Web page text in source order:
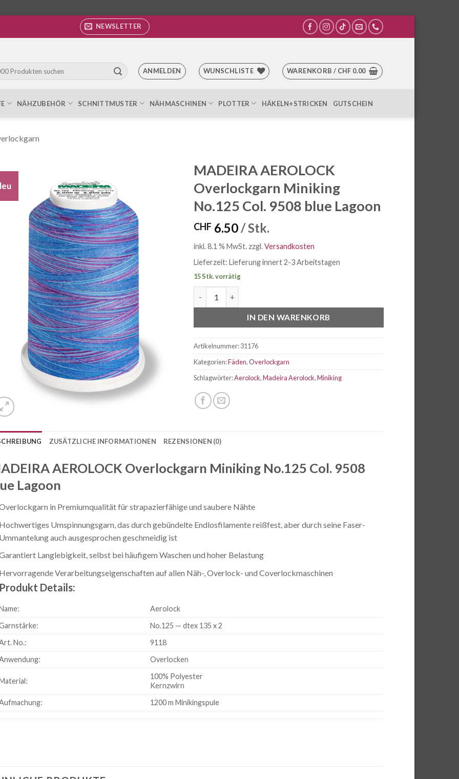
NEWSLETTER
ANMELDEN WUNSCHLISTE WARENKORB / CHF 0.00
NÄHZUBEHÖR SCHNITTMUSTER NÄHMASCHINEN PLOTTER HÄKELN+STRICKEN GUTSCHEIN
MADEIRA AEROLOCK
Overlockgarn Miniking
No.125 Col. 9508 blue Lagoon
CHF 6.50 / Stk.
inkl. 8.1 % MwSt. zzgl.Versandkosten
Lieferzeit:Lieferung innert 2-3 Arbeitstagen
15 Stk. vorrätig
IN DEN WARENKORB
Artikelnummer:31176
Kategorien:Fäden,Overlockgarn
Schlagwörter:Aerolock,Madeira Aerolock,Miniking
ZUSÄTZLICHE INFORMATIONEN REZENSIONEN (0)
AEROLOCK Overlockgarn Miniking No.125 Col. 9508
Lagoon
in Premiumqualität für strapazierfähige und saubere Nähte
Umspinnungsgarn, das durch gebündelte Endlosfilamente reißfest, aber durch seine Faser-
auch ausgesprochen geschmeidig ist
Langlebigkeit, selbst bei häufigem Waschen und hoher Belastung
Verarbeitungseigenschaften auf allen Näh-, Overlock- und Coverlockmaschinen
Details:
Aerolock
No.125 — dtex 135 x 2
No.:
9118
Overlocken
100% Polyester
Kernzwirn
1200 m Minikingspule